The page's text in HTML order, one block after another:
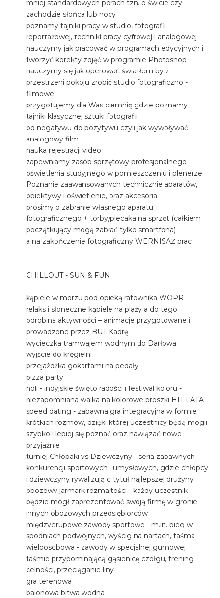
mniej standardowych porach tzn. o świcie czy
zachodzie słońca lub nocy
poznamy tajniki pracy w studio, fotografii
reportażowej, techniki pracy cyfrowej i analogowej
nauczymy jak pracować w programach edycyjnych i
tworzyć korekty zdjęć w programie Photoshop
nauczymy się jak operować światłem by z
przestrzeni pokoju zrobić studio fotograficzno -
filmowe
przygotujemy dla Was ciemnię gdzie poznamy
tajniki klasycznej sztuki fotografii
od negatywu do pozytywu czyli jak wywoływać
analogowy film
nauka rejestracji video
zapewniamy zasób sprzętowy profesjonalnego
oświetlenia studyjnego w pomieszczeniu i plenerze.
Poznanie zaawansowanych technicznie aparatów,
obiektywy i oświetlenie, oraz akcesoria.
prosimy o zabranie własnego aparatu
fotograficznego + torby/plecaka na sprzęt (całkiem
początkujący mogą zabrać tylko smartfona)
a na zakończenie fotograficzny WERNISAŻ prac
CHILLOUT - SUN & FUN
kąpiele w morzu pod opieką ratownika WOPR
relaks i słoneczne kąpiele na plaży a do tego
odrobina aktywności – animacje przygotowane i
prowadzone przez BUT Kadrę
wycieczka tramwajem wodnym do Darłowa
wyjście do kręgielni
przejażdżka gokartami na pedały
pizza party
holi - indyjskie święto radości i festiwal koloru -
niezapomniana walka na kolorowe proszki HIT LATA
speed dating - zabawna gra integracyjna w formie
krótkich rozmów, dzięki której uczestnicy będą mogli
szybko i lepiej się poznać oraz nawiązać nowe
przyjaźnie
turniej Chłopaki vs Dziewczyny - seria zabawnych
konkurencji sportowych i umysłowych, gdzie chłopcy
i dziewczyny rywalizują o tytuł najlepszej drużyny
obozowy jarmark rozmaitości - każdy uczestnik
będzie mógł zaprezentować swoją firmę w gronie
innych obozowych przedsiębiorców
międzygrupowe zawody sportowe - m.in. bieg w
spodniach podwójnych, wyścig na nartach, taśma
wieloosobowa - zawody w specjalnej gumowej
taśmie przypominającą gąsienicę czołgu, trening
celności, przeciąganie liny
gra terenowa
balonowa bitwa wodna